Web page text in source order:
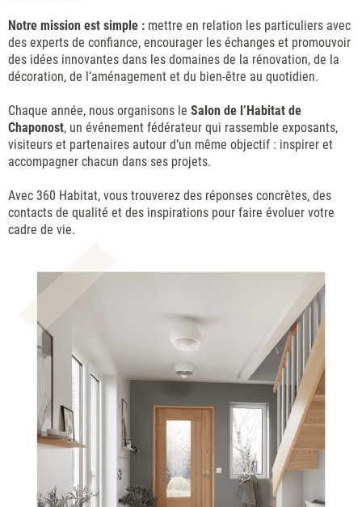
Notre mission est simple : mettre en relation les particuliers avec
des experts de confiance, encourager les échanges et promouvoir
des idées innovantes dans les domaines de la rénovation, de la
décoration, de l’aménagement et du bien-être au quotidien.
Chaque année, nous organisons le Salon de l’Habitat de
Chaponost, un événement fédérateur qui rassemble exposants,
visiteurs et partenaires autour d’un même objectif : inspirer et
accompagner chacun dans ses projets.
Avec 360 Habitat, vous trouverez des réponses concrètes, des
contacts de qualité et des inspirations pour faire évoluer votre
cadre de vie.